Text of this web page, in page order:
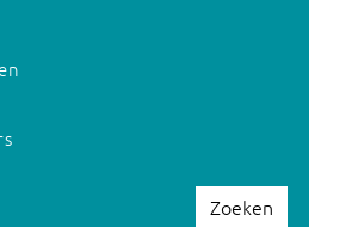
Zoeken